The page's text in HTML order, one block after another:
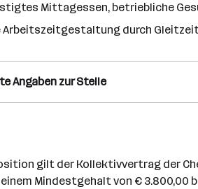
Mittagessen, betriebliche
Arbeitszeitgestaltung durch
Angaben zur Stelle
gilt der Kollektivvertrag der
einem Mindestgehalt von €